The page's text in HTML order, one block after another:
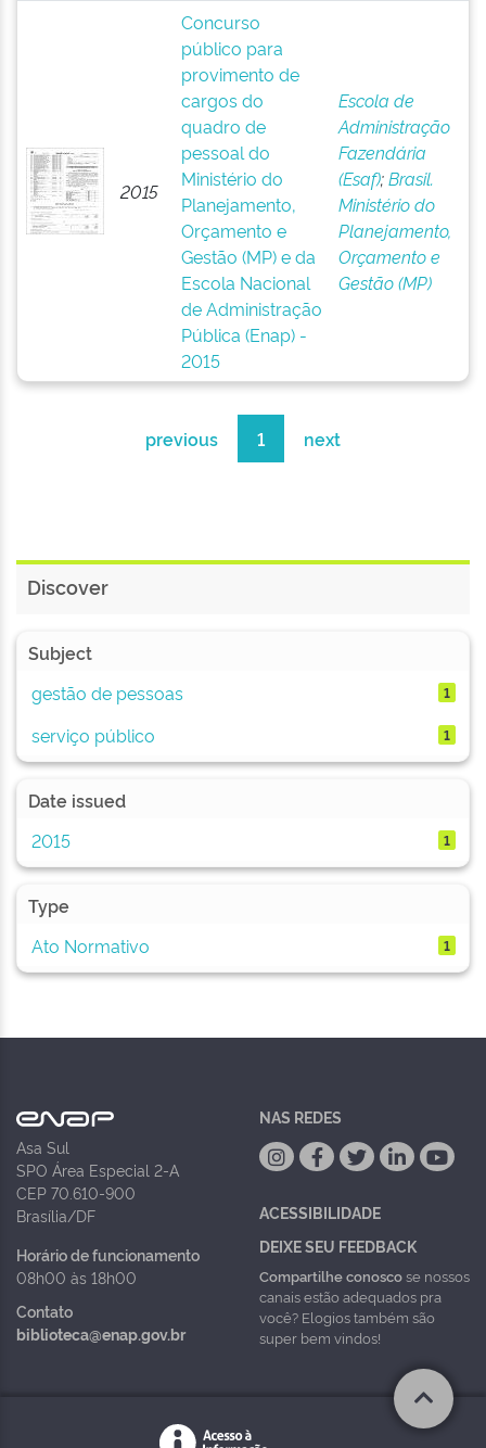
2015
Concurso
público para
provimento de
cargos do
quadro de
pessoal do
Ministério do
Planejamento,
Orçamento e
Gestão (MP) e da
Escola Nacional
de Administração
Pública (Enap) -
2015
Escola de
Administração
Fazendária
(Esaf);Brasil.
Ministério do
Planejamento,
Orçamento e
Gestão (MP)
previous 1 next
Discover
Subject
gestão de pessoas
1
serviço público 1
Date issued
2015
1
Type
Ato Normativo
1
Asa Sul
SPO Área Especial 2-A
CEP 70.610-900
Brasília/DF
Horário de funcionamento
08h00 às 18h00
Contato
biblioteca@enap.gov.br
NAS REDES
ACESSIBILIDADE
DEIXE SEU FEEDBACK
Compartilhe conoscose nossos
canais estão adequados pra
você? Elogios também são
super bem vindos!